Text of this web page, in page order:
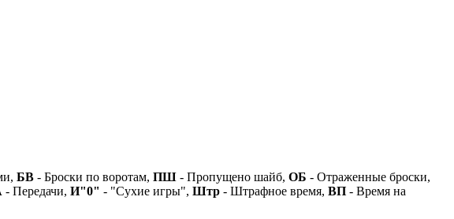
БВ - Броски по воротам, ПШ - Пропущено шайб, ОБ - Отраженные броски,
- Передачи, И"0" - "Сухие игры", Штр - Штрафное время, ВП - Время на